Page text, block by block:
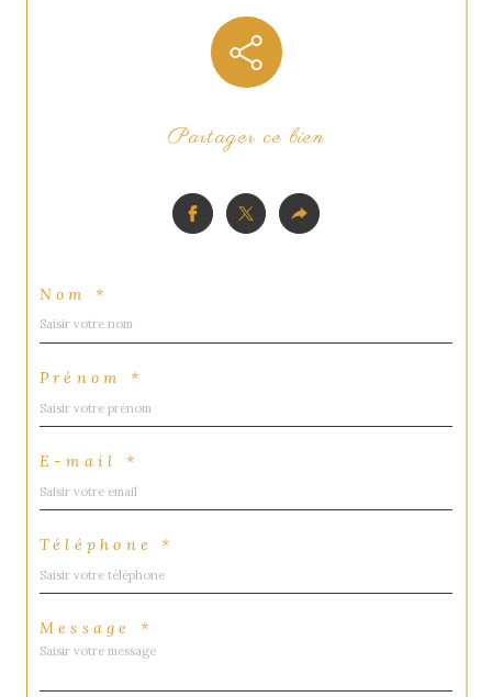
Partager ce bien
Nom *
Prénom *
E-mail *
Téléphone *
Message *